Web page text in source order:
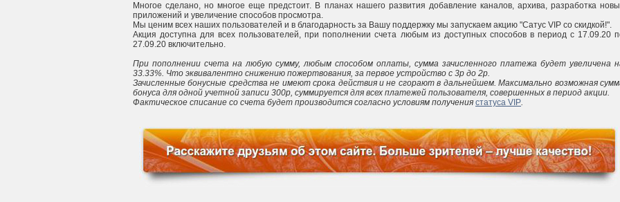
Многое сделано, но многое еще предстоит. В планах нашего развития добавление каналов, архива, разработка
приложений и увеличение способов просмотра.
Мы ценим всех наших пользователей и в благодарность за Вашу поддержку мы запускаем акцию "Сатус VIP со скидкой!".
Акция доступна для всех пользователей, при пополнении счета любым из доступных способов в период с 17.09.20
27.09.20 включительно.
При пополнении счета на любую сумму, любым способом оплаты, сумма зачисленного платежа будет увеличена
33.33%. Что эквивалентно снижению пожертвования, за первое устройство с 3р до 2р.
Зачисленные бонусные средства не имеют срока действия и не сгорают в дальнейшем. Максимально возможная
бонуса для одной учетной записи 300р, суммируется для всех платежей пользователя, совершенных в период акции.
Фактическое списание со счета будет производится согласно условиям получения статуса VIP.